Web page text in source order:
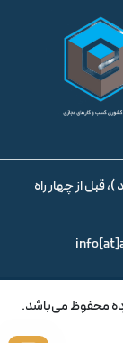
قبل از چهار راه
محفوظ می‌باشد.